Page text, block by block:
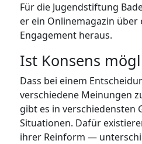
Für die Jugendstiftung
er ein Onlinemagazin über
Engagement heraus.
Ist Konsens
Dass bei einem
verschiedene Meinungen
gibt es in verschiedensten
Situationen. Dafür
ihrer Reinform —